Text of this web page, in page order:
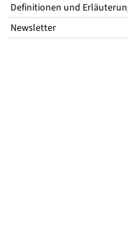
Definitionen und
Newsletter